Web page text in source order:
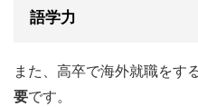
語学力
また、高卒で海外就職をす
要です。